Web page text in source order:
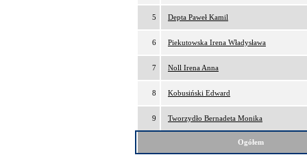
5 Depta Paweł Kamil
6 Piekutowska Irena Władysława
7 Noll Irena Anna
8 Kobusiński Edward
9 Tworzydło Bernadeta Monika
Ogółem